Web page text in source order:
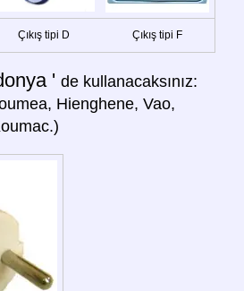
Çıkış tipi D Çıkış tipi F
' de kullanacaksınız:
Hienghene, Vao,